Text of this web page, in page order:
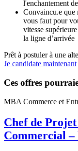
l'enchantement
Convaincu.e que
vous faut pour
vitesse
la ligne d’arrivée
Prêt à postuler à une
Je candidate maintenant
Ces offres
MBA Commerce et
Chef de
Commercial –